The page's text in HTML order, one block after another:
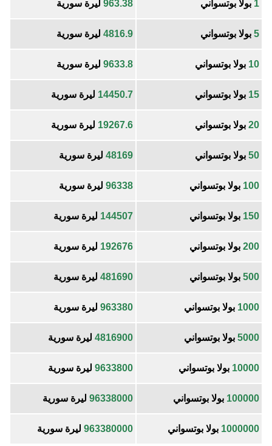
1 بولا بوتسواني 963.38 ليرة سورية
5 بولا بوتسواني 4816.9 ليرة سورية
10 بولا بوتسواني 9633.8 ليرة سورية
15 بولا بوتسواني 14450.7 ليرة سورية
20 بولا بوتسواني 19267.6 ليرة سورية
50 بولا بوتسواني 48169 ليرة سورية
100 بولا بوتسواني 96338 ليرة سورية
150 بولا بوتسواني 144507 ليرة سورية
200 بولا بوتسواني 192676 ليرة سورية
500 بولا بوتسواني 481690 ليرة سورية
1000 بولا بوتسواني 963380 ليرة سورية
5000 بولا بوتسواني 4816900 ليرة سورية
10000 بولا بوتسواني 9633800 ليرة سورية
100000 بولا بوتسواني 96338000 ليرة سورية
1000000 بولا بوتسواني 963380000 ليرة سورية